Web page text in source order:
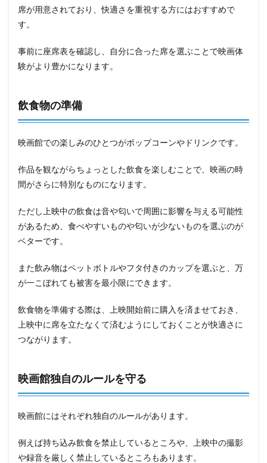
席が用意されており、快適さを重視する方にはおすすめで
す。
事前に座席表を確認し、自分に合った席を選ぶことで映画体
験がより豊かになります。
飲食物の準備
映画館での楽しみのひとつがポップコーンやドリンクです。
作品を観ながらちょっとした飲食を楽しむことで、映画の時
間がさらに特別なものになります。
ただし上映中の飲食は音や匂いで周囲に影響を与える可能性
があるため、食べやすいものや匂いが少ないものを選ぶのが
ベターです。
また飲み物はペットボトルやフタ付きのカップを選ぶと、万
が一こぼれても被害を最小限にできます。
飲食物を準備する際は、上映開始前に購入を済ませておき、
上映中に席を立たなくて済むようにしておくことが快適さに
つながります。
映画館独自のルールを守る
映画館にはそれぞれ独自のルールがあります。
例えば持ち込み飲食を禁止しているところや、上映中の撮影
や録音を厳しく禁止しているところもあります。